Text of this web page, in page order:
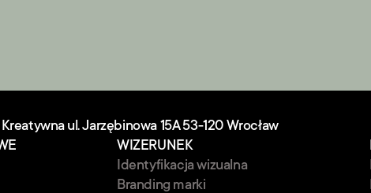
ul. Jarzębinowa 15A53-120 Wrocław
WIZERUNEK
Identyfikacja wizualna
Branding marki